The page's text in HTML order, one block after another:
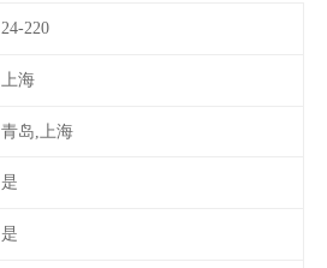
24-220
上海
青岛,上海
是
是